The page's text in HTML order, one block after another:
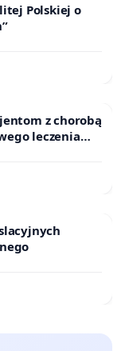
Polskiej o
z chorobą
leczenia